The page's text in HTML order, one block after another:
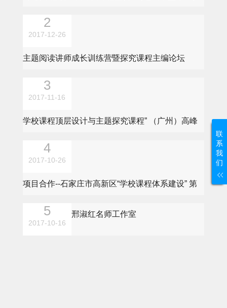
高峰论坛邀请函
2017-12-26
主题阅读讲师成长训练营暨探究课程主编论坛
2017-11-16
学校课程顶层设计与主题探究课程” （广州）高峰
论坛邀请函
2017-10-26
项目合作--石家庄市高新区“学校课程体系建设” 第
四次指导方案
2017-10-16
邢淑红名师工作室
联
系
我
们